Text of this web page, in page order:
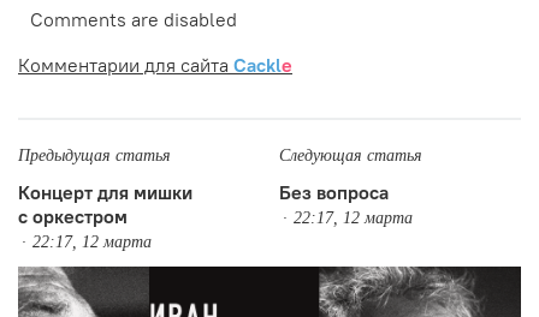
Comments are disabled
Комментарии для сайта Cackle
Предыдущая статья
Концерт для мишки
с оркестром
22:17, 12 марта
Следующая статья
Без вопроса
22:17, 12 марта